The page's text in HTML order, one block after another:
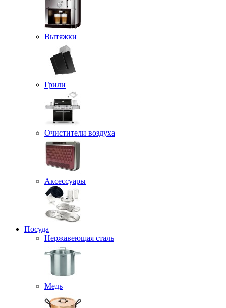
Вытяжки
Грили
Очистители воздуха
Аксессуары
Посуда
Нержавеющая сталь
Медь